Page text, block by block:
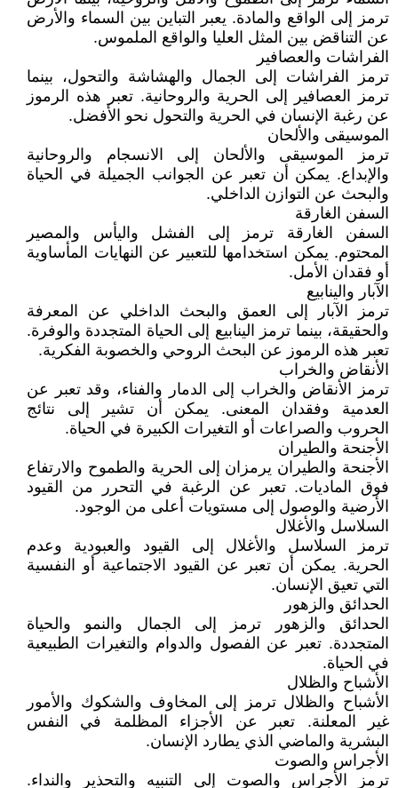
ترمز إلى الواقع والمادة. يعبر التباين بين السماء والأرض
عن التناقض بين المثل العليا والواقع الملموس.
الفراشات والعصافير
ترمز الفراشات إلى الجمال والهشاشة والتحول، بينما
ترمز العصافير إلى الحرية والروحانية. تعبر هذه الرموز
عن رغبة الإنسان في الحرية والتحول نحو الأفضل.
الموسيقى والألحان
ترمز الموسيقى والألحان إلى الانسجام والروحانية
والإبداع. يمكن أن تعبر عن الجوانب الجميلة في الحياة
والبحث عن التوازن الداخلي.
السفن الغارقة
السفن الغارقة ترمز إلى الفشل واليأس والمصير
المحتوم. يمكن استخدامها للتعبير عن النهايات المأساوية
أو فقدان الأمل.
الآبار والينابيع
ترمز الآبار إلى العمق والبحث الداخلي عن المعرفة
والحقيقة، بينما ترمز الينابيع إلى الحياة المتجددة والوفرة.
تعبر هذه الرموز عن البحث الروحي والخصوبة الفكرية.
الأنقاض والخراب
ترمز الأنقاض والخراب إلى الدمار والفناء، وقد تعبر عن
العدمية وفقدان المعنى. يمكن أن تشير إلى نتائج
الحروب والصراعات أو التغيرات الكبيرة في الحياة.
الأجنحة والطيران
الأجنحة والطيران يرمزان إلى الحرية والطموح والارتفاع
فوق الماديات. تعبر عن الرغبة في التحرر من القيود
الأرضية والوصول إلى مستويات أعلى من الوجود.
السلاسل والأغلال
ترمز السلاسل والأغلال إلى القيود والعبودية وعدم
الحرية. يمكن أن تعبر عن القيود الاجتماعية أو النفسية
التي تعيق الإنسان.
الحدائق والزهور
الحدائق والزهور ترمز إلى الجمال والنمو والحياة
المتجددة. تعبر عن الفصول والدوام والتغيرات الطبيعية
في الحياة.
الأشباح والظلال
الأشباح والظلال ترمز إلى المخاوف والشكوك والأمور
غير المعلنة. تعبر عن الأجزاء المظلمة في النفس
البشرية والماضي الذي يطارد الإنسان.
الأجراس والصوت
ترمز الأجراس والصوت إلى التنبيه والتحذير والنداء.